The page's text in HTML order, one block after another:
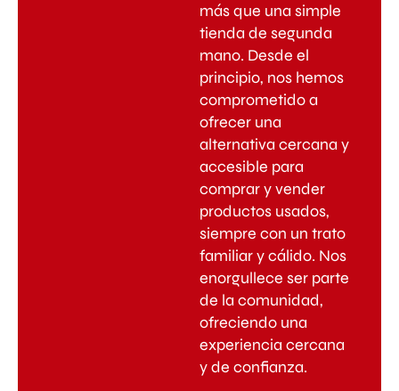
más que una simple
tienda de segunda
mano. Desde el
principio, nos hemos
comprometido a
ofrecer una
alternativa cercana y
accesible para
comprar y vender
productos usados,
siempre con un trato
familiar y cálido. Nos
enorgullece ser parte
de la comunidad,
ofreciendo una
experiencia cercana
y de confianza.